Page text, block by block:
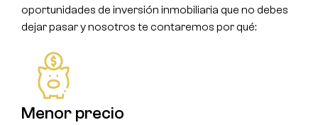
oportunidades de inversión inmobiliaria que no debes
dejar pasar y nosotros te contaremos por qué:
Menor precio